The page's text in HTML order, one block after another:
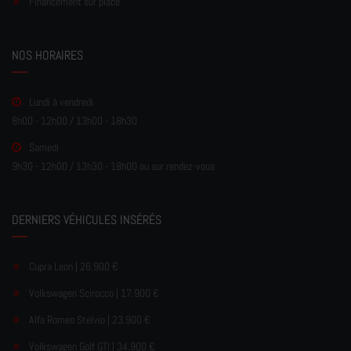
NOS HORAIRES
Lundi à vendredi
8h00 - 12h00 / 13h00 - 18h30
Samedi
9h30 - 12h00 / 13h30 - 18h00 ou sur rendez-vous
DERNIERS VÉHICULES INSÉRÉS
Cupra Leon | 26.900 €
Volkswagen Scirocco | 17.900 €
Alfa Romeo Stelvio | 23.900 €
Volkswagen Golf GTI | 34.900 €